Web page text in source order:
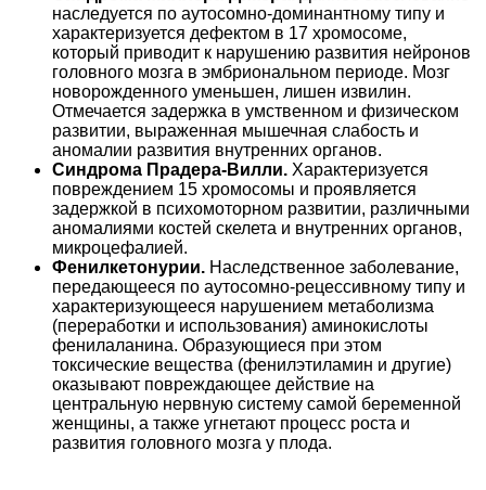
наследуется по аутосомно-доминантному типу и
характеризуется дефектом в 17 хромосоме,
который приводит к нарушению развития нейронов
головного мозга в эмбриональном периоде. Мозг
новорожденного уменьшен, лишен извилин.
Отмечается задержка в умственном и физическом
развитии, выраженная мышечная слабость и
аномалии развития внутренних органов.
Синдрома Прадера-Вилли. Характеризуется
повреждением 15 хромосомы и проявляется
задержкой в психомоторном развитии, различными
аномалиями костей скелета и внутренних органов,
микроцефалией.
Фенилкетонурии. Наследственное заболевание,
передающееся по аутосомно-рецессивному типу и
характеризующееся нарушением метаболизма
(переработки и использования) аминокислоты
фенилаланина. Образующиеся при этом
токсические вещества (фенилэтиламин и другие)
оказывают повреждающее действие на
центральную нервную систему самой беременной
женщины, а также угнетают процесс роста и
развития головного мозга у плода.